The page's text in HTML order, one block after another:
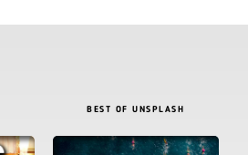
BEST OF UNSPLASH